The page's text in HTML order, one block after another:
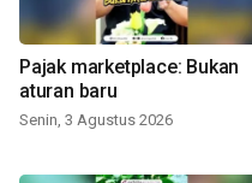
Pajak marketplace: Bukan
aturan baru
Senin, 3 Agustus 2026